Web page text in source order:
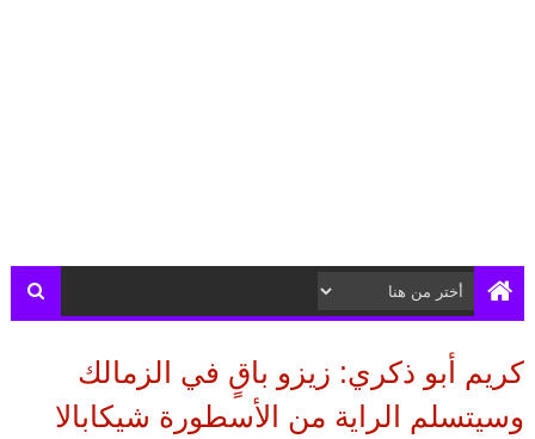
كريم أبو ذكري: زيزو باقٍ في الزمالك
وسيتسلم الراية من الأسطورة شيكابالا